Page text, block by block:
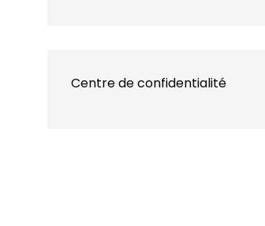
Centre de confidentialité